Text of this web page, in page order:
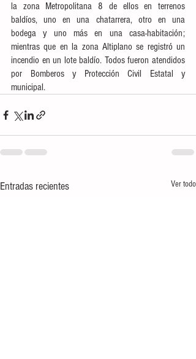
la zona Metropolitana 8 de ellos en terrenos
baldíos, uno en una chatarrera, otro en una
bodega y uno más en una casa-habitación;
mientras que en la zona Altiplano se registró un
incendio en un lote baldío. Todos fueron atendidos
por Bomberos y Protección Civil Estatal y
municipal.
Entradas recientes Ver todo